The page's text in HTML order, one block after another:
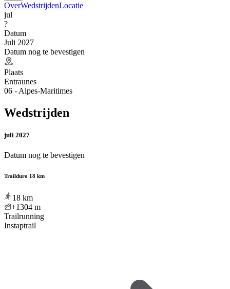
OverWedstrijdenLocatie
jul
?
Datum
Juli 2027
Datum nog te bevestigen
Plaats
Entraunes
06 - Alpes-Maritimes
Wedstrijden
juli 2027
Datum nog te bevestigen
Trailduro 18 km
18 km
+1304 m
Trailrunning
Instaptrail